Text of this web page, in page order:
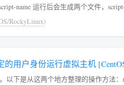
temp [root@linux temp]# shc -v -r -T -f script-name 运
RockyLinux)
的用户身份运行虚拟主机
下是从这两个地方整理的操作方法：